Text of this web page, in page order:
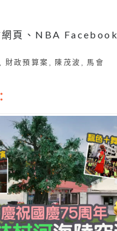
網頁、NBA Facebook
財政預算案 陳茂波 馬會